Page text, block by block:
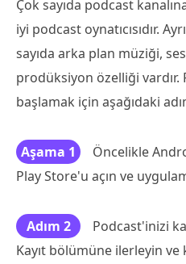
Çok sayıda podcast
iyi podcast oynatıcısıdır.
sayıda arka plan müziği,
prodüksiyon özelliği
başlamak için aşağıdaki
Aşama 1
Öncelikle
Play Store'u açın ve
Adım 2
Podcast'inizi
Kayıt bölümüne ilerleyin ve